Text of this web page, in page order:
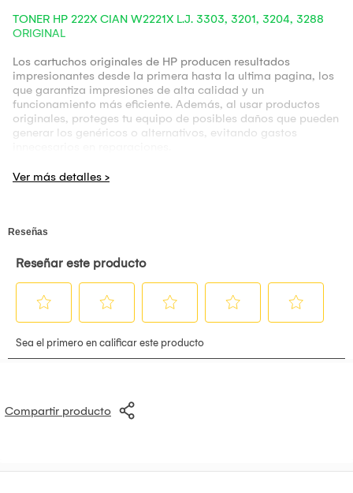
TONER HP 222X CIAN W2221X L.J. 3303, 3201, 3204, 3288
ORIGINAL
Los cartuchos originales de HP producen resultados
impresionantes desde la primera hasta la ultima pagina, los
que garantiza impresiones de alta calidad y un
funcionamiento más eficiente. Además, al usar productos
originales, proteges tu equipo de posibles daños que pueden
generar los genéricos o alternativos, evitando gastos
Producto:Original
Color:
Usar en impresoras:HP Color LaserJet Pro MFP M3303fdw,
Contenido: (1) Toner HP 222X modelo W2221X Cian Original
con rendimiento de 2500 Páginas.
Mabic Perú
Compartir producto